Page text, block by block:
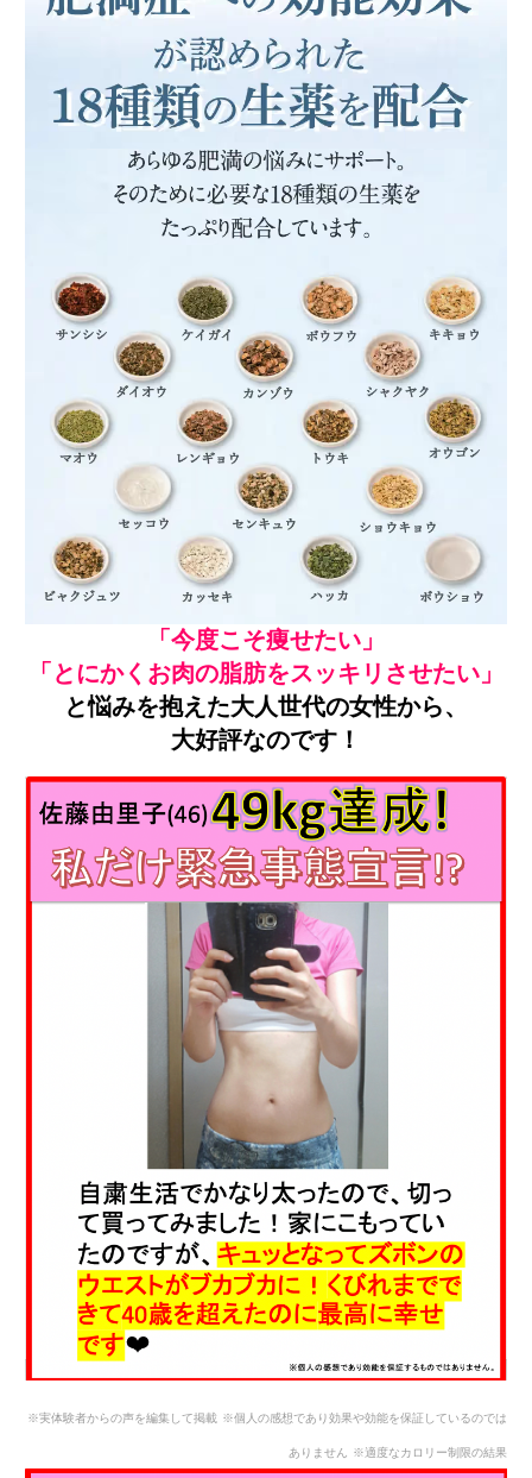
「今度こそ痩せたい」
「とにかくお肉の脂肪をスッキリさせたい」
と悩みを抱えた大人世代の女性から、
大好評なのです！
※実体験者からの声を編集して掲載 ※個人の感想であり効果や効能を保証しているのでは
ありません ※適度なカロリー制限の結果